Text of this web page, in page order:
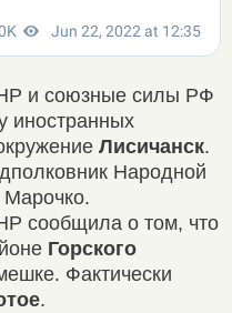
и союзные силы РФ
иностранных
Лисичанск.
Народной
сообщила о том, что
Горского
Фактически
.